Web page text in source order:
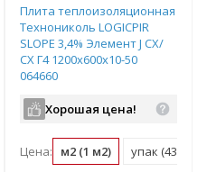
Плита теплоизоляционная
Технониколь LOGICPIR
SLOPE 3,4% Элемент J СХ/
СХ Г4 1200х600х10-50
064660
Хорошая цена!
Цена: м2 (1 м2) упак (432 м2)